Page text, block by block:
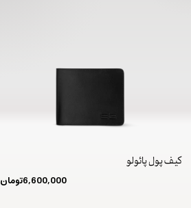
کیف پول پائولو
6,600,000تومان